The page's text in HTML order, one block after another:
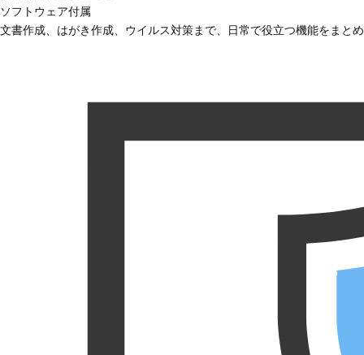
ソフトウェア付属
文書作成、はがき作成、ウイルス対策まで、日常で役立つ機能をまと